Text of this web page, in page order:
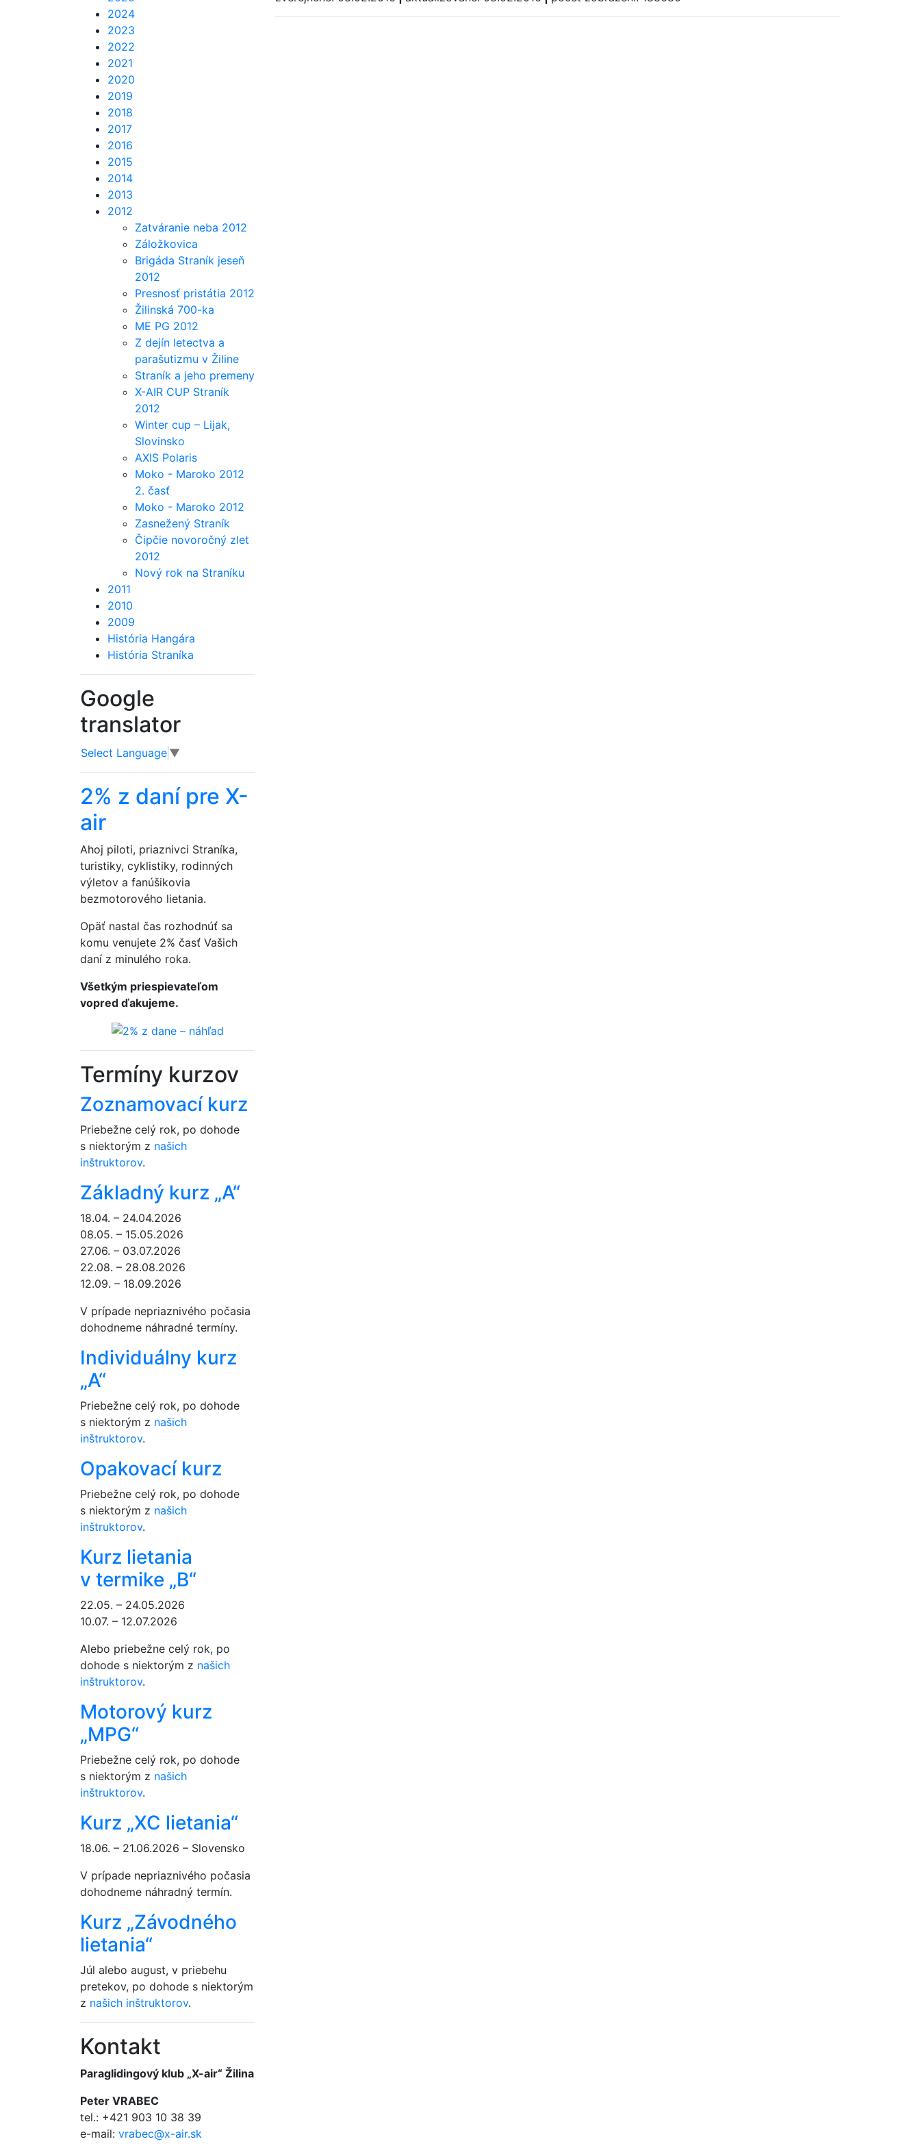
2024
2023
2022
2021
2020
2019
2018
2017
2016
2015
2014
2013
2012
Zatváranie neba 2012
Záložkovica
Brigáda Straník jeseň
2012
Presnosť pristátia 2012
Žilinská 700-ka
ME PG 2012
Z dejín letectva a
parašutizmu v Žiline
Straník a jeho premeny
X-AIR CUP Straník
2012
Winter cup – Lijak,
Slovinsko
AXIS Polaris
Moko - Maroko 2012
2. časť
Moko - Maroko 2012
Zasnežený Straník
Čipčie novoročný zlet
2012
Nový rok na Straníku
2011
2010
2009
História Hangára
História Straníka
Google
translator
Select Language ▼
2% z daní pre X-
air
Ahoj piloti, priaznivci Straníka,
turistiky, cyklistiky, rodinných
výletov a fanúšikovia
bezmotorového lietania.
Opäť nastal čas rozhodnúť sa
komu venujete 2% časť Vašich
daní z minulého roka.
Všetkým priespievateľom
vopred ďakujeme.
Termíny kurzov
Zoznamovací kurz
Priebežne celý rok, po dohode
s niektorým z našich
inštruktorov.
Základný kurz „A“
18.04. – 24.04.2026
08.05. – 15.05.2026
27.06. – 03.07.2026
22.08. – 28.08.2026
12.09. – 18.09.2026
V prípade nepriaznivého počasia
dohodneme náhradné termíny.
Individuálny kurz
„A“
Priebežne celý rok, po dohode
s niektorým z našich
inštruktorov.
Opakovací kurz
Priebežne celý rok, po dohode
s niektorým z našich
inštruktorov.
Kurz lietania
v termike „B“
22.05. – 24.05.2026
10.07. – 12.07.2026
Alebo priebežne celý rok, po
dohode s niektorým z našich
inštruktorov.
Motorový kurz
„MPG“
Priebežne celý rok, po dohode
s niektorým z našich
inštruktorov.
Kurz „XC lietania“
18.06. – 21.06.2026 – Slovensko
V prípade nepriaznivého počasia
dohodneme náhradný termín.
Kurz „Závodného
lietania“
Júl alebo august, v priebehu
pretekov, po dohode s niektorým
z našich inštruktorov.
Kontakt
Paraglidingový klub „X-air“ Žilina
Peter VRABEC
tel.: +421 903 10 38 39
e-mail: vrabec@x-air.sk